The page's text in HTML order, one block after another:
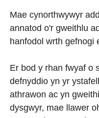
Mae cynorthwywyr
annatod o'r gweithlu
hanfodol wrth gefnogi
Er bod y rhan fwyaf o
defnyddio yn yr
athrawon ac yn
dysgwyr, mae llawer